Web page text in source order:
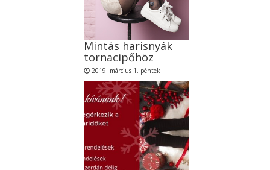
Mintás harisnyák
tornacipőhöz
2019. március 1. péntek